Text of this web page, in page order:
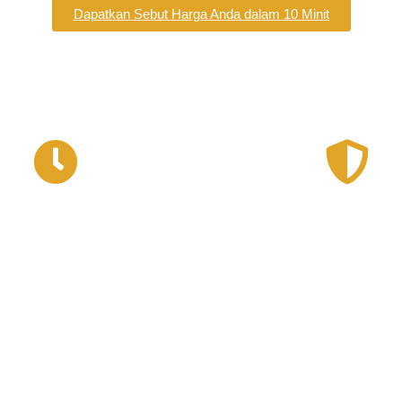
Dapatkan Sebut Harga Anda dalam 10 Minit